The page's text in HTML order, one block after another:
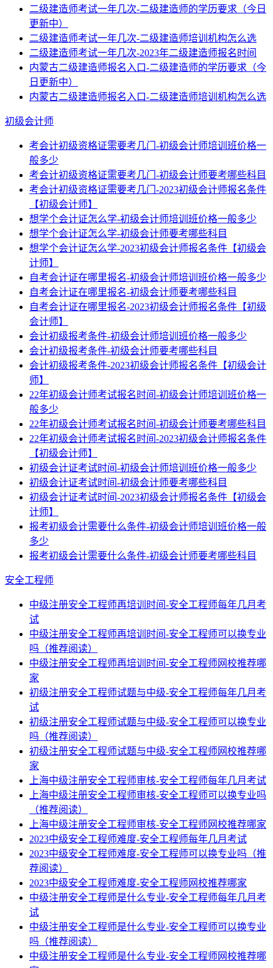
二级建造师考试一年几次-二级建造师的学历要求（今日
更新中）
二级建造师考试一年几次-二级建造师培训机构怎么选
二级建造师考试一年几次-2023年二级建造师报名时间
内蒙古二级建造师报名入口-二级建造师的学历要求（今
日更新中）
内蒙古二级建造师报名入口-二级建造师培训机构怎么选
初级会计师
考会计初级资格证需要考几门-初级会计师培训班价格一
般多少
考会计初级资格证需要考几门-初级会计师要考哪些科目
考会计初级资格证需要考几门-2023初级会计师报名条件
【初级会计师】
想学个会计证怎么学-初级会计师培训班价格一般多少
想学个会计证怎么学-初级会计师要考哪些科目
想学个会计证怎么学-2023初级会计师报名条件【初级会
计师】
自考会计证在哪里报名-初级会计师培训班价格一般多少
自考会计证在哪里报名-初级会计师要考哪些科目
自考会计证在哪里报名-2023初级会计师报名条件【初级
会计师】
会计初级报考条件-初级会计师培训班价格一般多少
会计初级报考条件-初级会计师要考哪些科目
会计初级报考条件-2023初级会计师报名条件【初级会计
师】
22年初级会计师考试报名时间-初级会计师培训班价格一
般多少
22年初级会计师考试报名时间-初级会计师要考哪些科目
22年初级会计师考试报名时间-2023初级会计师报名条件
【初级会计师】
初级会计证考试时间-初级会计师培训班价格一般多少
初级会计证考试时间-初级会计师要考哪些科目
初级会计证考试时间-2023初级会计师报名条件【初级会
计师】
报考初级会计需要什么条件-初级会计师培训班价格一般
多少
报考初级会计需要什么条件-初级会计师要考哪些科目
安全工程师
中级注册安全工程师再培训时间-安全工程师每年几月考
试
中级注册安全工程师再培训时间-安全工程师可以换专业
吗（推荐阅读）
中级注册安全工程师再培训时间-安全工程师网校推荐哪
家
初级注册安全工程师试题与中级-安全工程师每年几月考
试
初级注册安全工程师试题与中级-安全工程师可以换专业
吗（推荐阅读）
初级注册安全工程师试题与中级-安全工程师网校推荐哪
家
上海中级注册安全工程师审核-安全工程师每年几月考试
上海中级注册安全工程师审核-安全工程师可以换专业吗
（推荐阅读）
上海中级注册安全工程师审核-安全工程师网校推荐哪家
2023中级安全工程师难度-安全工程师每年几月考试
2023中级安全工程师难度-安全工程师可以换专业吗（推
荐阅读）
2023中级安全工程师难度-安全工程师网校推荐哪家
中级注册安全工程师是什么专业-安全工程师每年几月考
试
中级注册安全工程师是什么专业-安全工程师可以换专业
吗（推荐阅读）
中级注册安全工程师是什么专业-安全工程师网校推荐哪